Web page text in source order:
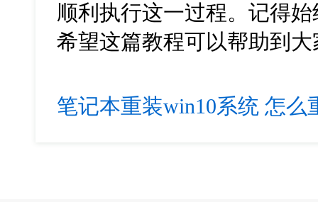
顺利执行这一过程。记得
希望这篇教程可以帮助到大
笔记本重装win10系统 怎么